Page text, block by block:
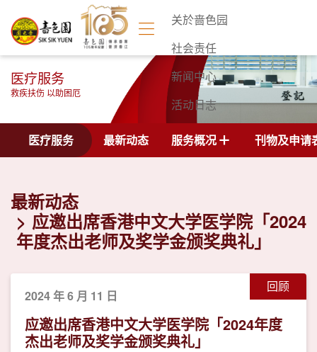
关於啬色园
社会责任
新闻中心
活动日志
联络我们
医疗服务
救疾扶伤 以助困厄
医疗服务 最新动态 服务概况 刊物及申请
最新动态
应邀出席香港中文大学医学院「2024
年度杰出老师及奖学金颁奖典礼」
回顾
2024 年 6 月 11 日
应邀出席香港中文大学医学院「2024年度
杰出老师及奖学金颁奖典礼」